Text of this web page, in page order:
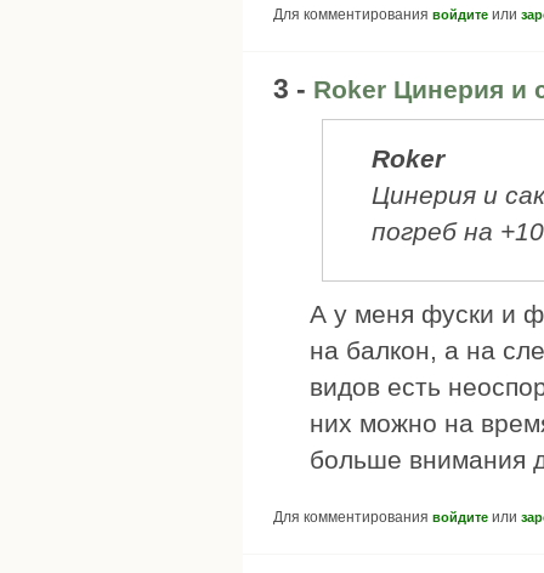
Для комментирования войдите или
3 - Roker Цинерия и
Roker
Цинерия и
погреб на
А у меня фуски и
на балкон, а на
видов есть
них можно на
больше внимания
Для комментирования войдите или